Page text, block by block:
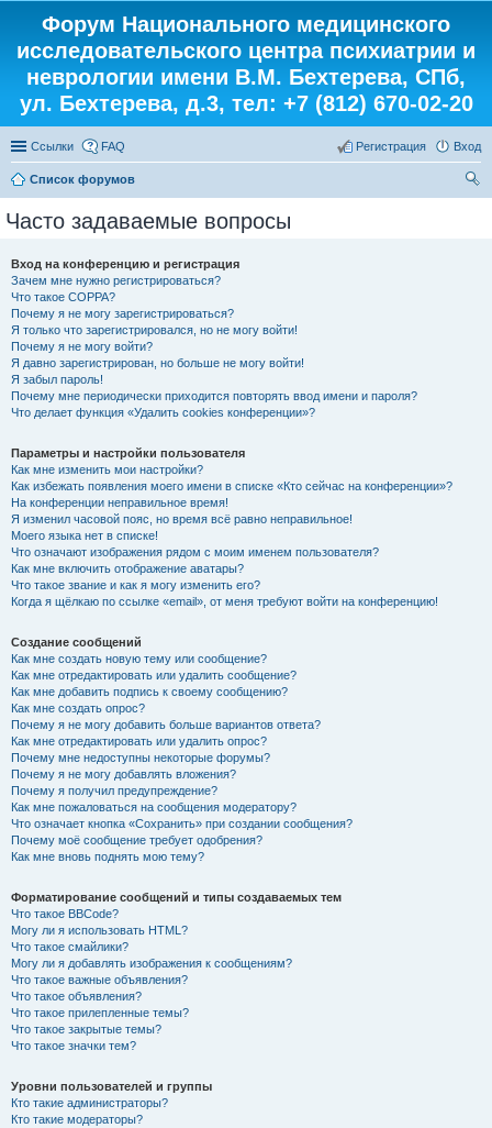
Форум Национального медицинского
исследовательского центра психиатрии и
неврологии имени В.М. Бехтерева, СПб,
ул. Бехтерева, д.3, тел: +7 (812) 670-02-20
Ссылки FAQ Вход
Регистрация
Список форумов
Часто задаваемые вопросы
Вход на конференцию и регистрация
Зачем мне нужно регистрироваться?
Что такое COPPA?
Почему я не могу зарегистрироваться?
Я только что зарегистрировался, но не могу войти!
Почему я не могу войти?
Я давно зарегистрирован, но больше не могу войти!
Я забыл пароль!
Почему мне периодически приходится повторять ввод имени и пароля?
Что делает функция «Удалить cookies конференции»?
Параметры и настройки пользователя
Как мне изменить мои настройки?
Как избежать появления моего имени в списке «Кто сейчас на конференции»?
На конференции неправильное время!
Я изменил часовой пояс, но время всё равно неправильное!
Моего языка нет в списке!
Что означают изображения рядом с моим именем пользователя?
Как мне включить отображение аватары?
Что такое звание и как я могу изменить его?
Когда я щёлкаю по ссылке «email», от меня требуют войти на конференцию!
Создание сообщений
Как мне создать новую тему или сообщение?
Как мне отредактировать или удалить сообщение?
Как мне добавить подпись к своему сообщению?
Как мне создать опрос?
Почему я не могу добавить больше вариантов ответа?
Как мне отредактировать или удалить опрос?
Почему мне недоступны некоторые форумы?
Почему я не могу добавлять вложения?
Почему я получил предупреждение?
Как мне пожаловаться на сообщения модератору?
Что означает кнопка «Сохранить» при создании сообщения?
Почему моё сообщение требует одобрения?
Как мне вновь поднять мою тему?
Форматирование сообщений и типы создаваемых тем
Что такое BBCode?
Могу ли я использовать HTML?
Что такое смайлики?
Могу ли я добавлять изображения к сообщениям?
Что такое важные объявления?
Что такое объявления?
Что такое прилепленные темы?
Что такое закрытые темы?
Что такое значки тем?
Уровни пользователей и группы
Кто такие администраторы?
Кто такие модераторы?